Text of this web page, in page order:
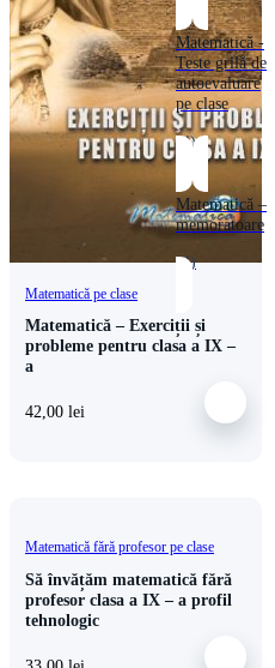
Matematică pe clase
Matematică – Exerciții și
probleme pentru clasa a IX –
a
42,00 lei
Matematică fără profesor pe clase
Să învățăm matematică fără
profesor clasa a IX – a profil
tehnologic
Matematică -
Teste grilă de
autoevaluare
pe clase
(4)
Matematică –
memoratoare
(4)